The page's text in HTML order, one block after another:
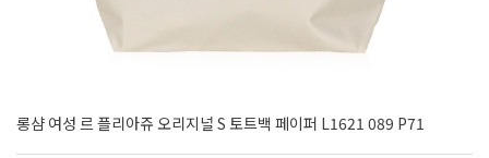
롱샴 여성 르 플리아쥬 오리지널 S 토트백 페이퍼 L1621 089 P71